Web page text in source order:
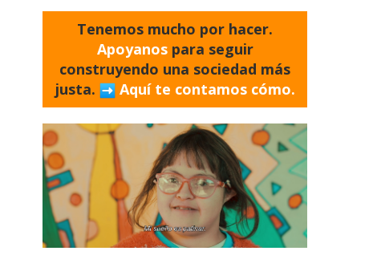
Tenemos mucho por hacer.
Apoyanos para seguir
construyendo una sociedad más
justa.
Aquí te contamos cómo.